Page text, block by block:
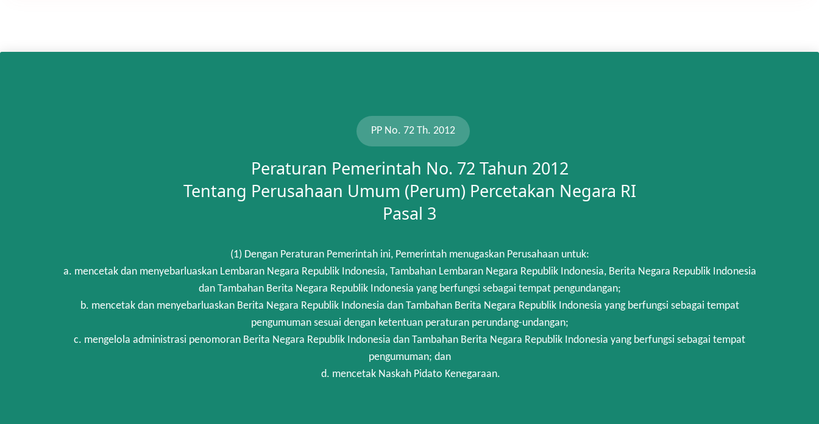
PP No. 72 Th. 2012
Peraturan Pemerintah No. 72 Tahun 2012
Tentang Perusahaan Umum (Perum) Percetakan Negara RI
Pasal 3
(1) Dengan Peraturan Pemerintah ini, Pemerintah menugaskan Perusahaan untuk:
a. mencetak dan menyebarluaskan Lembaran Negara Republik Indonesia, Tambahan Lembaran Negara Republik Indonesia, Berita Negara Republik Indonesia
dan Tambahan Berita Negara Republik Indonesia yang berfungsi sebagai tempat pengundangan;
b. mencetak dan menyebarluaskan Berita Negara Republik Indonesia dan Tambahan Berita Negara Republik Indonesia yang berfungsi sebagai tempat
pengumuman sesuai dengan ketentuan peraturan perundang-undangan;
c. mengelola administrasi penomoran Berita Negara Republik Indonesia dan Tambahan Berita Negara Republik Indonesia yang berfungsi sebagai tempat
pengumuman; dan
d. mencetak Naskah Pidato Kenegaraan.